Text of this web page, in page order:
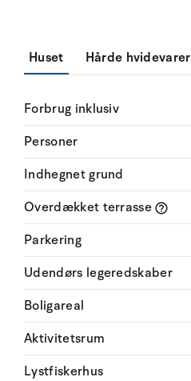
Huset Hårde hvidevarer
Forbrug inklusiv
Personer
Indhegnet grund
Overdækket terrasse
Parkering
Udendørs legeredskaber
Boligareal
Aktivitetsrum
Lystfiskerhus